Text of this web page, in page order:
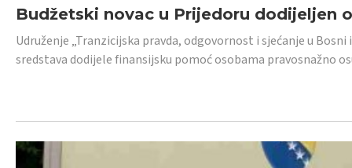
Budžetski novac u Prijedoru dodijeljen
Udruženje „Tranzicijska pravda, odgovornost i sjećanje u
sredstava dodijele finansijsku pomoć osobama pravosnažno